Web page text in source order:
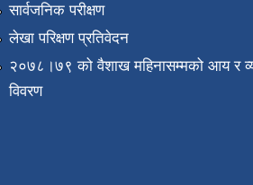
सार्वजनिक परीक्षण
लेखा परिक्षण प्रतिवेदन
२०७८।७९ को वैशाख महिनासम्मको आय र
विवरण